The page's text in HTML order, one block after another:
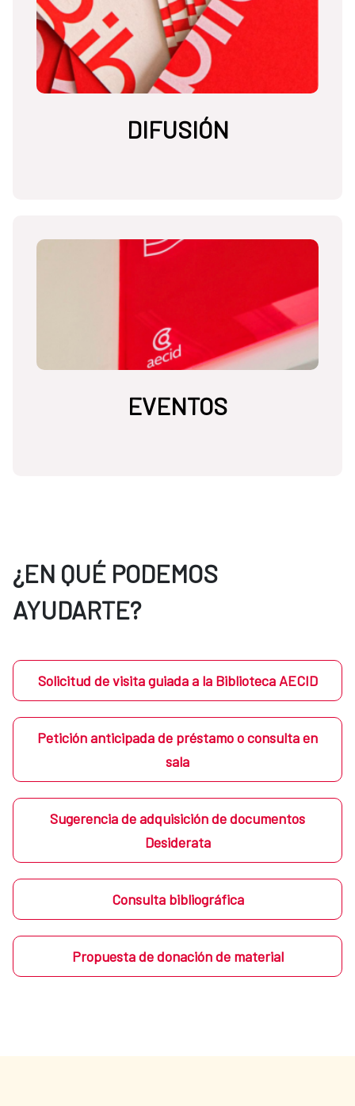
DIFUSIÓN
EVENTOS
¿EN QUÉ PODEMOS
AYUDARTE?
Solicitud de visita guiada a la Biblioteca AECID
Petición anticipada de préstamo o consulta en
sala
Sugerencia de adquisición de documentos
Desiderata
Consulta bibliográfica
Propuesta de donación de material